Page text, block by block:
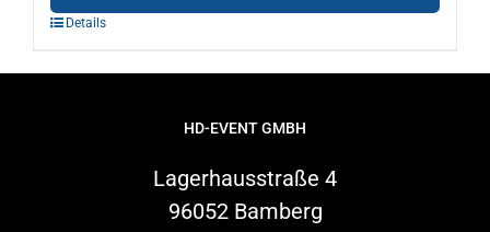
Details
HD-EVENT GMBH
Lagerhausstraße 4
96052 Bamberg